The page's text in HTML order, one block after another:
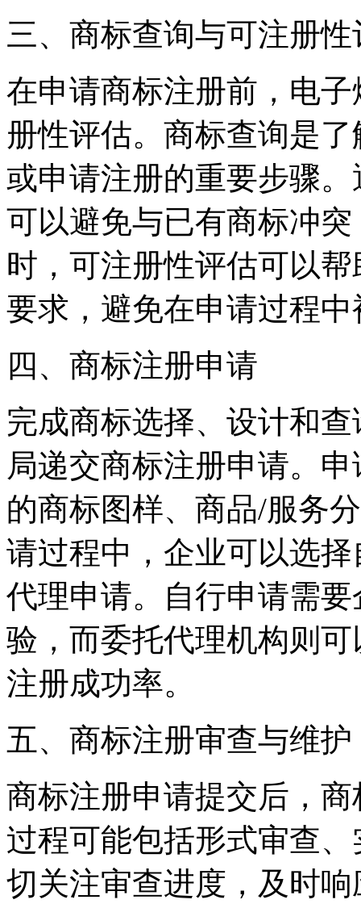
三、商标查询与可注册性
在申请商标注册前，电
册性评估。商标查询是
或申请注册的重要步骤
可以避免与已有商标冲
时，可注册性评估可以
要求，避免在申请过程
四、商标注册申请
完成商标选择、设计和
局递交商标注册申请。
的商标图样、商品/服务
请过程中，企业可以选
代理申请。自行申请需
验，而委托代理机构则
注册成功率。
五、商标注册审查与维护
商标注册申请提交后，
过程可能包括形式审查
切关注审查进度，及时